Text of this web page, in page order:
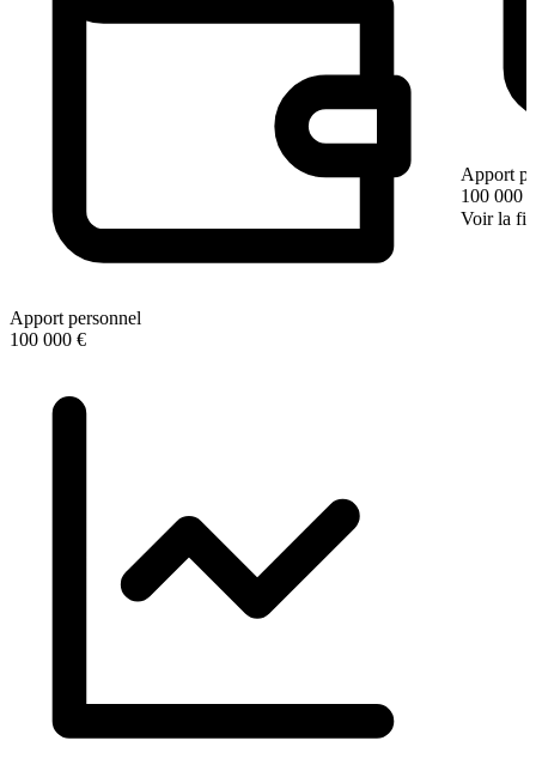
Apport personnel
100 000 €
Apport
100 000 €
Voir la